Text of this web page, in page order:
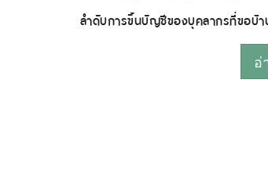
ลำดับการขึ้นบัญชีของบุคลากรที่ขอบ้
อ่